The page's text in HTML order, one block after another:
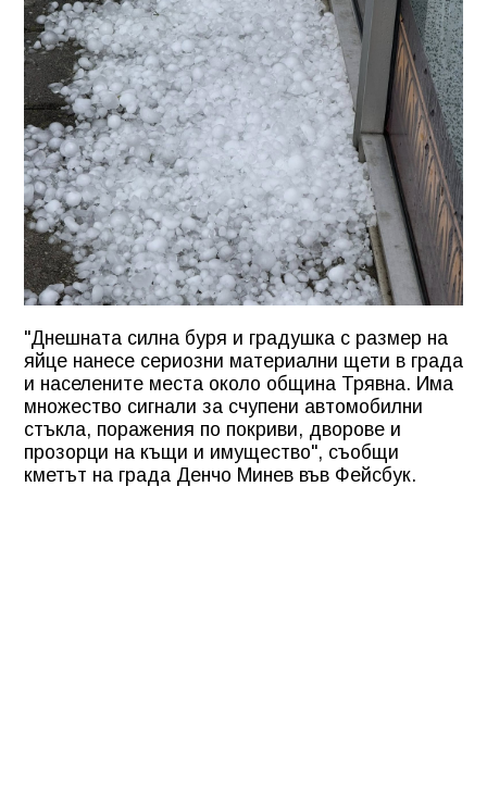
"Днешната силна буря и градушка с размер на
яйце нанесе сериозни материални щети в града
и населените места около община Трявна. Има
множество сигнали за счупени автомобилни
стъкла, поражения по покриви, дворове и
прозорци на къщи и имущество", съобщи
кметът на града Денчо Минев във Фейсбук.